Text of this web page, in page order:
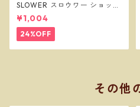
SLOWER スロウワー ショッパ
ーバッグ ビーニー L オリーブ
SLW257
¥1,004
24%OFF
その他